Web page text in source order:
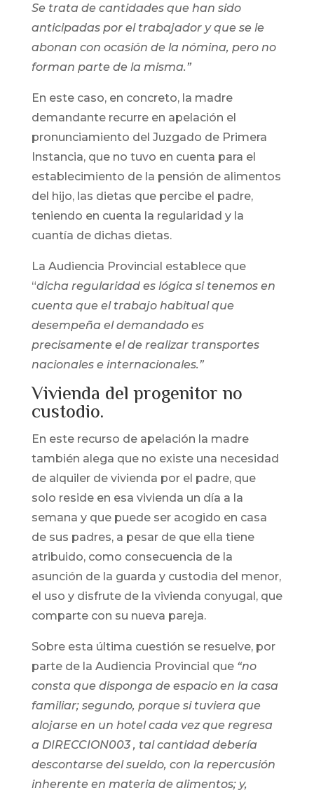
Se trata de cantidades que han sido
anticipadas por el trabajador y que se le
abonan con ocasión de la nómina, pero no
forman parte de la misma.”
En este caso, en concreto, la madre
demandante recurre en apelación el
pronunciamiento del Juzgado de Primera
Instancia, que no tuvo en cuenta para el
establecimiento de la pensión de alimentos
del hijo, las dietas que percibe el padre,
teniendo en cuenta la regularidad y la
cuantía de dichas dietas.
La Audiencia Provincial establece que
“dicha regularidad es lógica si tenemos en
cuenta que el trabajo habitual que
desempeña el demandado es
precisamente el de realizar transportes
nacionales e internacionales.”
Vivienda del progenitor no
custodio.
En este recurso de apelación la madre
también alega que no existe una necesidad
de alquiler de vivienda por el padre, que
solo reside en esa vivienda un día a la
semana y que puede ser acogido en casa
de sus padres, a pesar de que ella tiene
atribuido, como consecuencia de la
asunción de la guarda y custodia del menor,
el uso y disfrute de la vivienda conyugal, que
comparte con su nueva pareja.
Sobre esta última cuestión se resuelve, por
parte de la Audiencia Provincial que “no
consta que disponga de espacio en la casa
familiar; segundo, porque si tuviera que
alojarse en un hotel cada vez que regresa
a DIRECCION003 , tal cantidad debería
descontarse del sueldo, con la repercusión
inherente en materia de alimentos; y,